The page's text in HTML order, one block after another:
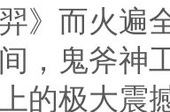
》而火遍
，鬼斧神
的极大震